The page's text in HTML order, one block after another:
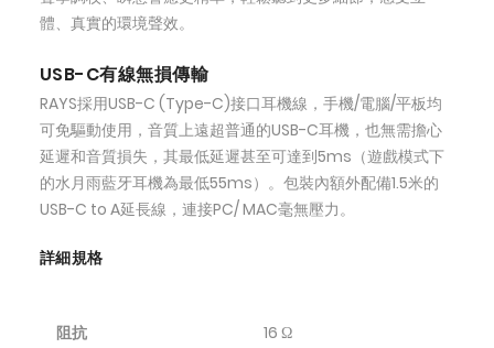
體、真實的環境聲效。
USB-C有線無損傳輸
RAYS採用USB-C (Type-C)接口耳機線，手機/電腦/平板均
可免驅動使用，音質上遠超普通的USB-C耳機，也無需擔心
延遲和音質損失，其最低延遲甚至可達到5ms（遊戲模式下
的水月雨藍牙耳機為最低55ms）。包裝內額外配備1.5米的
USB-C to A延長線，連接PC/ MAC毫無壓力。
詳細規格
阻抗 16 Ω